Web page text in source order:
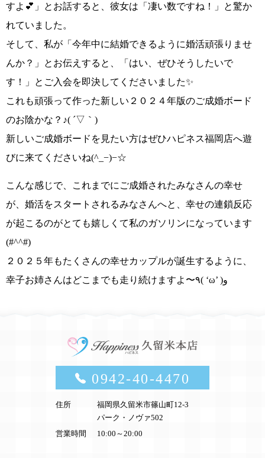
すよ💕」
とお話すると、彼女は 「凄い数ですね！」
と驚か
れていました。
そして、私が 「今年中に結婚できるように婚活頑張りませ
んか？」
とお伝えすると、
「はい、ぜひそうしたいで
す！」
とご入会を即決してくださいました✨
これも頑張って作った新しい２０２４年版のご成婚ボード
のお陰かな？ ♪( ´▽｀)
新しいご成婚ボードを見たい方はぜひハピネス福岡店へ遊
びに来てくださいね(^_−)−☆
こんな感じで、これまでにご成婚されたみなさんの幸せ
が、婚活をスタートされるみなさんへと、 幸せの連鎖反応
が起こるのがとても嬉しくて私のガソリンになっています
(#^^#)
２０２５年もたくさんの幸せカップルが誕生するように、
幸子お姉さんはどこまでも走り続けますよ〜٩( ‘ω’ )و
0942-40-4470
住所
福岡県久留米市篠山町12-3
パーク・ノヴァ502
営業時間
10:00～20:00